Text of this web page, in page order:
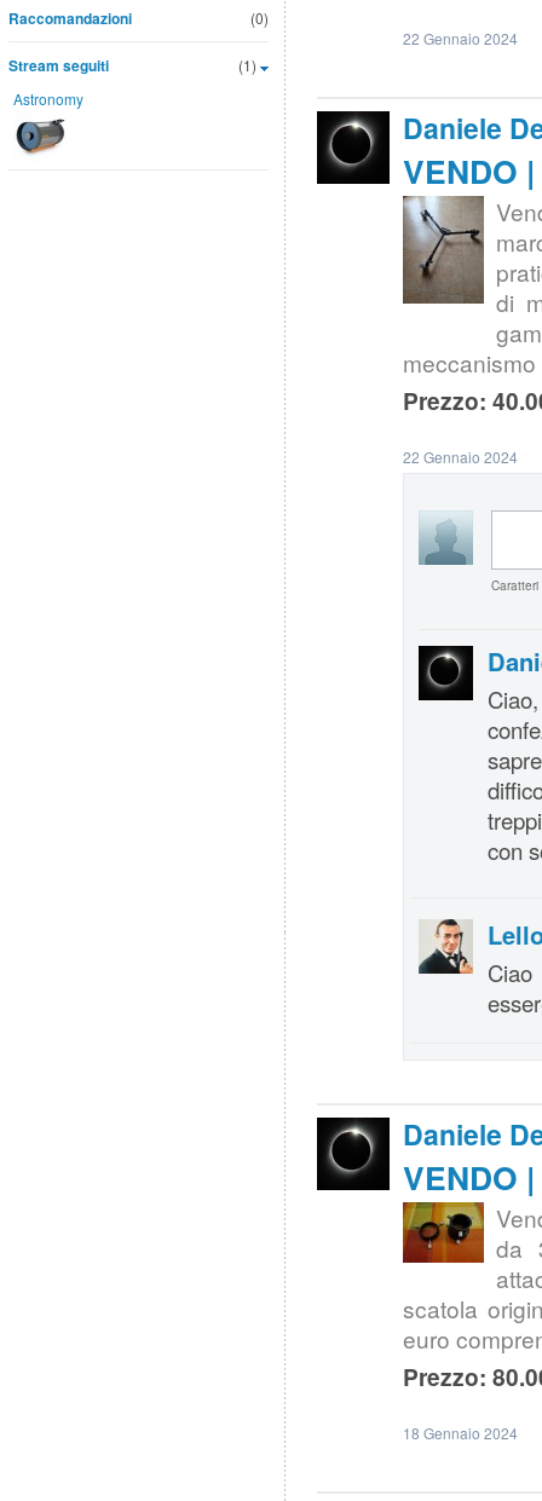
(0)
Raccomandazioni
(1)
Stream seguiti
Astronomy
22 Gennaio 2024
Daniele
VENDO
di
Prezzo:
22 Gennaio 2024
con
Ciao
Daniele
VENDO
da
scatola
euro
Prezzo:
18 Gennaio 2024